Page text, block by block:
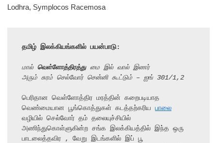
Lodhra, Symplocos Racemosa
தமிழ் இலக்கியங்களில் பயன்பாடு:
மால் வெள்ளோத்திரத்து மை இல் வால் இணர்
அரும் சுரம் செல்வோர் சென்னி கூட்டும் – ஐங் 301/1,2
பெரிதான வெள்ளோத்திர மரத்தின் கறைபடியாத
வெண்மையான பூங்கொத்துகள் கடத்தற்கரிய பாலை
வழியில் செல்வோர் தம் தலையுச்சியில்
அணிந்துகொள்ளுகின்ற சங்க இலக்கியத்தில் இந்த ஒரு
பாடலைத்தவிர , வேறு இடங்களில் இப் பூ